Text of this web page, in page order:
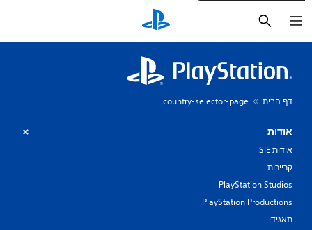
חיפוש
דף הבית country-selector-page
אודות
אודות SIE
קריירות
PlayStation Studios
PlayStation Productions
תאגידי